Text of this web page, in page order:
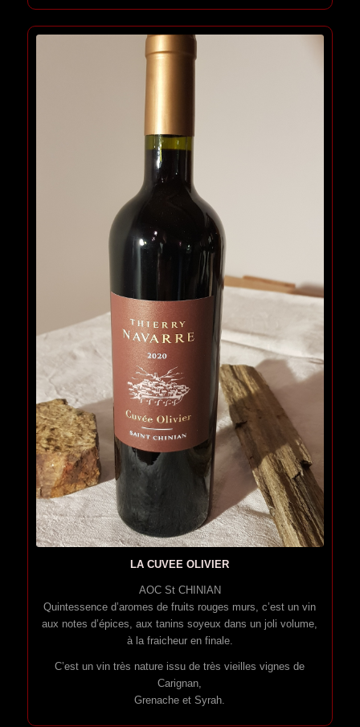
LA CUVEE OLIVIER
AOC St CHINIAN
Quintessence d’aromes de fruits rouges murs, c’est un vin
aux notes d’épices, aux tanins soyeux dans un joli volume,
à la fraicheur en finale.
C’est un vin très nature issu de très vieilles vignes de
Carignan,
Grenache et Syrah.